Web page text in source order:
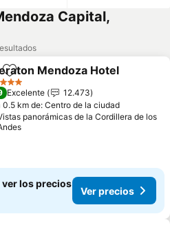
Capital,
Añadir a favoritos
Mendoza Hotel
Excelente
12.473
0.5 km de: Centro de la ciudad
panorámicas de la Cordillera de los
ver los precios
Ver precios